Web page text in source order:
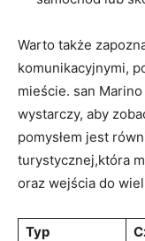
Warto także
komunikacyjnymi,
mieście. san
wystarczy, ‍aby
pomysłem jest
turystycznej,która
oraz wejścia do
Typ